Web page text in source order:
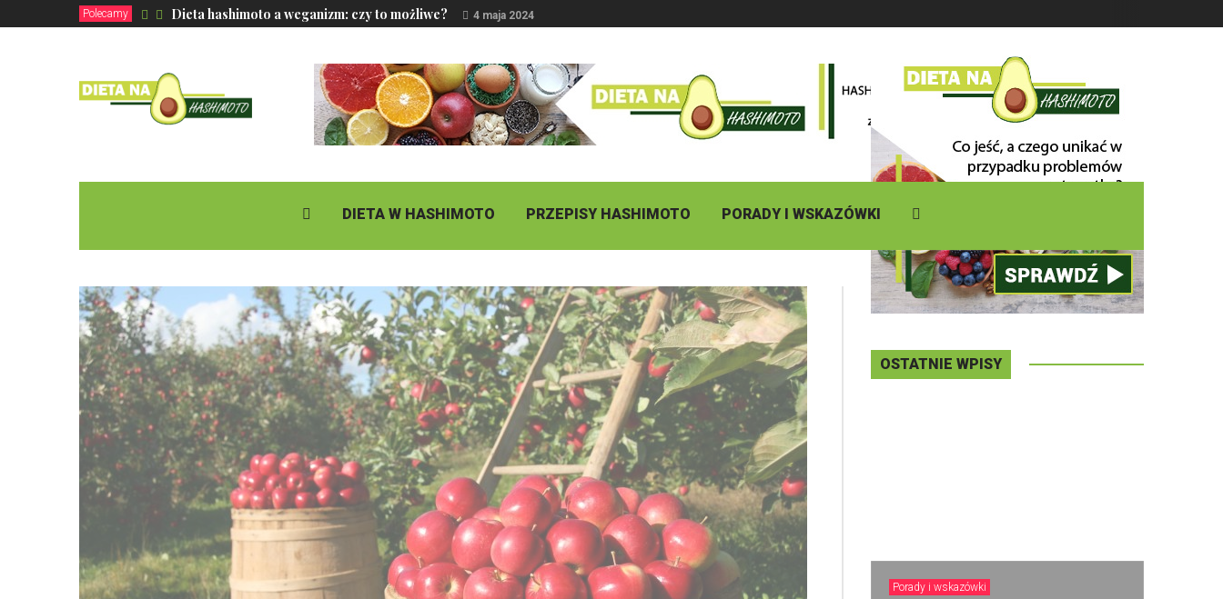
Polecamy Dieta hashimoto a weganizm: czy to możliwe? 4 maja 2024
DZISIAJ
Piątek,07 - 08 - 2026
DIETA W HASHIMOTO PRZEPISY HASHIMOTO PORADY I WSKAZÓWKI
OSTATNIE WPISY
Porady i wskazówki